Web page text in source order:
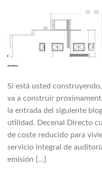
Si está usted
va a construir
la entrada del siguiente
utilidad. Decenal Directo
de coste reducido para
servicio integral de
emisión […]